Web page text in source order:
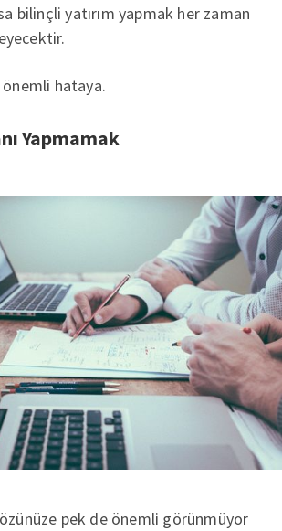
bilinçli yatırım yapmak her zaman
hataya.
Yapmamak
pek de önemli görünmüyor